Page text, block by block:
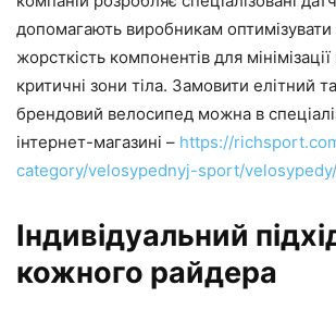
допомагають виробникам
жорсткість компонентів для
критичні зони тіла. Замовити елітний
брендовий велосипед можна в
інтернет-магазині – https://
category/velosypednyj-sport/velosypedy/
Індивідуальний
кожного райдера